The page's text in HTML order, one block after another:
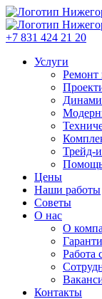
+7 831 424 21 20
Услуги
Ремонт
Трейд-
Помощь
Цены
Наши работы
Советы
О нас
О
Работа
Контакты